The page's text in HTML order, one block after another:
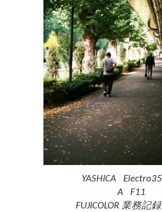
YASHICA
A F11
FUJICOLOR 業務記